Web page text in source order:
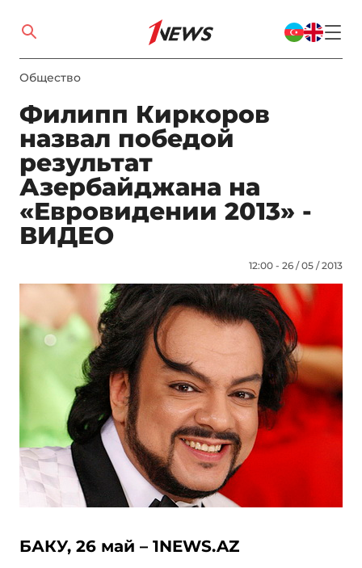
Общество
Филипп Киркоров
назвал победой
результат
Азербайджана на
«Евровидении 2013» -
ВИДЕО
12:00 - 26 / 05 / 2013
БАКУ, 26 май – 1NEWS.AZ